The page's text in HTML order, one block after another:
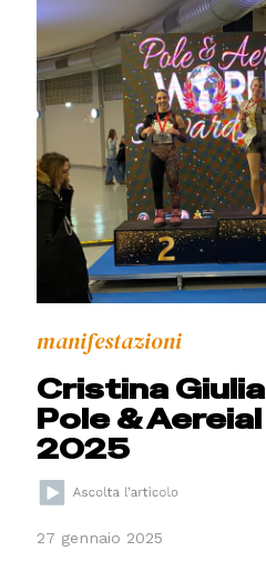
manifestazioni
Cristina
Pole &
2025
27 gennaio 2025